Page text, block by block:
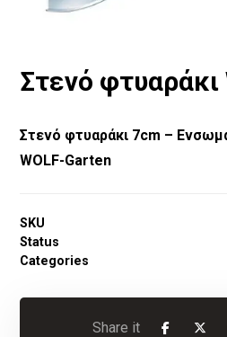
Στενό
Στενό φτυαράκι 7cm –
WOLF-Garten
SKU
Status
Categories